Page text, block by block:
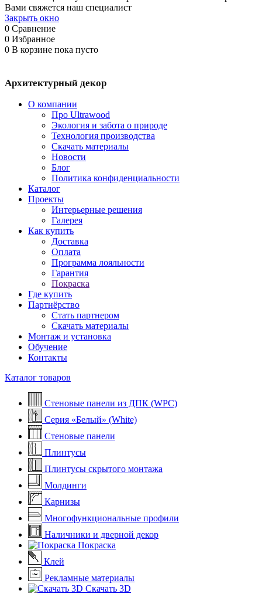
Вами свяжется наш специалист
Закрыть окно
0 Сравнение
0 Избранное
0 В корзине пока пусто
Архитектурный декор
О компании
Про Ultrawood
Экология и забота о природе
Технология производства
Скачать материалы
Новости
Блог
Политика конфиденциальности
Каталог
Проекты
Интерьерные решения
Галерея
Как купить
Доставка
Оплата
Программа лояльности
Гарантия
Покраска
Где купить
Партнёрство
Стать партнером
Скачать материалы
Монтаж и установка
Обучение
Контакты
Каталог товаров
Стеновые панели из ДПК (WPC)
Серия «Белый» (White)
Стеновые панели
Плинтусы
Плинтусы скрытого монтажа
Молдинги
Карнизы
Многофункциональные профили
Наличники и дверной декор
Покраска
Клей
Рекламные материалы
Скачать 3D